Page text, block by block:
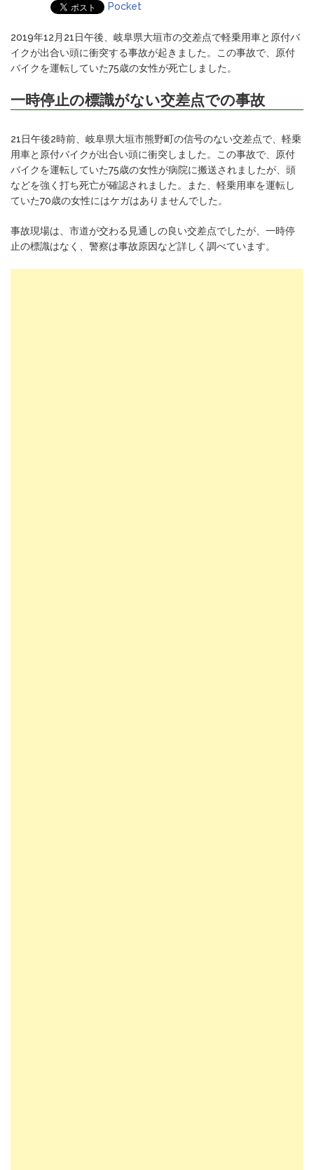
Pocket
2019年12月21日午後、岐阜県大垣市の交差点で軽乗用車と原付バ
イクが出合い頭に衝突する事故が起きました。この事故で、原付
バイクを運転していた75歳の女性が死亡しました。
一時停止の標識がない交差点での事故
21日午後2時前、岐阜県大垣市熊野町の信号のない交差点で、軽乗
用車と原付バイクが出合い頭に衝突しました。この事故で、原付
バイクを運転していた75歳の女性が病院に搬送されましたが、頭
などを強く打ち死亡が確認されました。また、軽乗用車を運転し
ていた70歳の女性にはケガはありませんでした。
事故現場は、市道が交わる見通しの良い交差点でしたが、一時停
止の標識はなく、警察は事故原因など詳しく調べています。